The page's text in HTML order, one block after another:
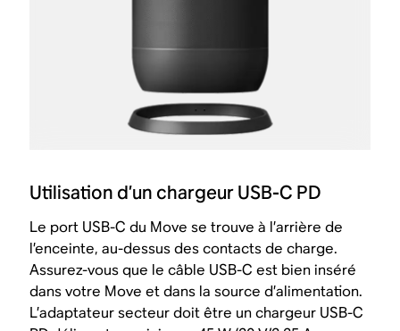
Utilisation d’un chargeur USB-C PD
Le port USB-C du Move se trouve à l’arrière de
l’enceinte, au-dessus des contacts de charge.
Assurez-vous que le câble USB-C est bien inséré
dans votre Move et dans la source d’alimentation.
L’adaptateur secteur doit être un chargeur USB-C